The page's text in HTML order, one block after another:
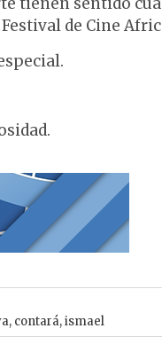
de Cine
, contará,ismael